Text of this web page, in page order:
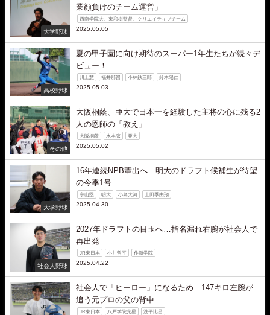
大学野球
業顔負けのチーム運営」
西南学院大、東和樹監督、クリエイティブチーム
2025.05.05
高校野球
夏の甲子園に向け期待のスーパー1年生たちが続々デ
ビュー！
川上慧 福井那留 小林鉄三郎 鈴木陽仁
2025.05.03
その他
大阪桐蔭、亜大で日本一を経験した主将の心に残る2
人の恩師の「教え」
大阪桐蔭 水本弦 亜大
2025.05.02
大学野球
16年連続NPB輩出へ…明大のドラフト候補生が待望
の今季1号
宗山塁 明大 小島大河 上田季由翔
2025.04.30
社会人野球
2027年ドラフトの目玉へ…指名漏れ右腕が社会人で
再出発
JR東日本 小川哲平 作新学院
2025.04.22
社会人で「ヒーロー」になるため…147キロ左腕が
追う元プロの父の背中
JR東日本 八戸学院光星 洗平比呂